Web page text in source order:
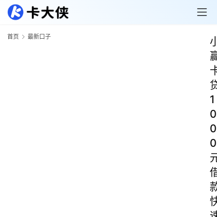
首页 最新口子
1
0
0
0